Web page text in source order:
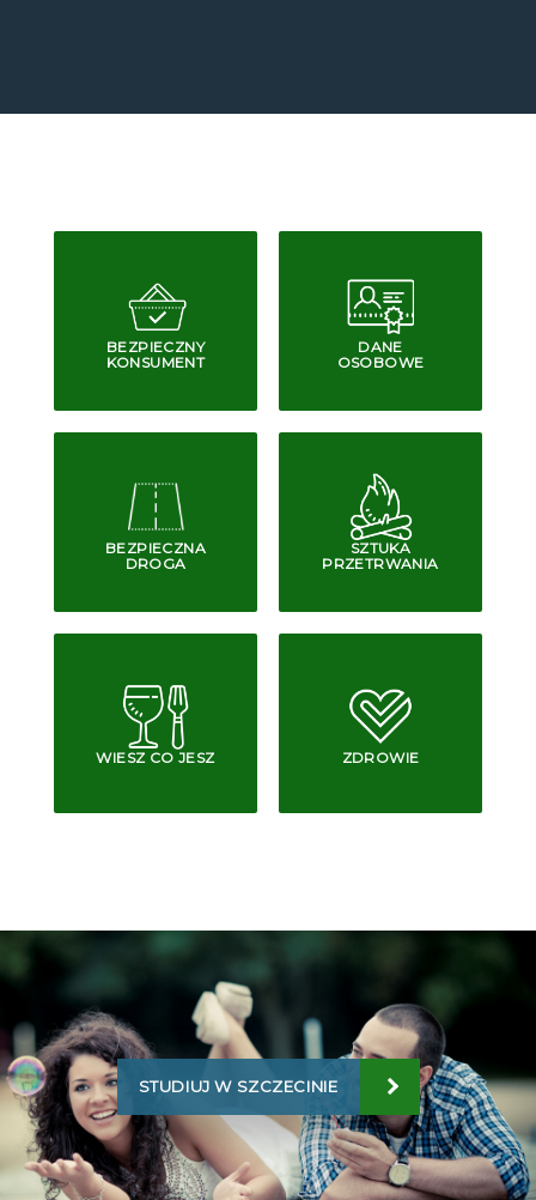
BEZPIECZNY
KONSUMENT
DANE
OSOBOWE
BEZPIECZNA
DROGA
SZTUKA
PRZETRWANIA
WIESZ CO JESZ ZDROWIE
STUDIUJ W SZCZECINIE